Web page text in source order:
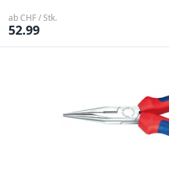
ab CHF / Stk.
52.99